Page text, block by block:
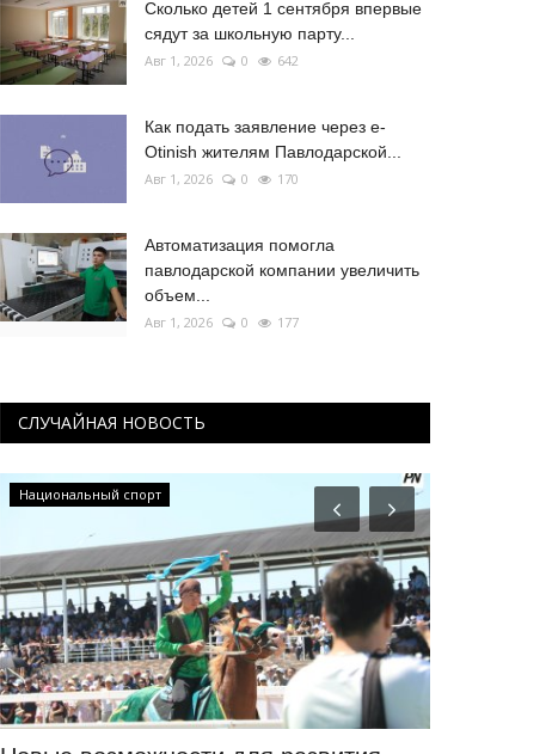
Сколько детей 1 сентября впервые
сядут за школьную парту...
Авг 1, 2026 0 642
Как подать заявление через e-
Otinish жителям Павлодарской...
Авг 1, 2026 0 170
Автоматизация помогла
павлодарской компании увеличить
объем...
Авг 1, 2026 0 177
СЛУЧАЙНАЯ НОВОСТЬ
Национальный спорт